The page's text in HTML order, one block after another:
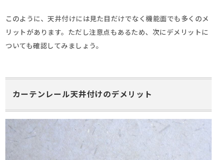
このように、天井付けには見た目だけでなく機能面でも多くのメ
リットがあります。ただし注意点もあるため、次にデメリットに
ついても確認してみましょう。
カーテンレール天井付けのデメリット